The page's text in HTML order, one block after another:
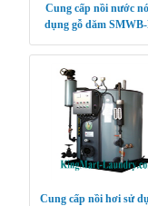
Cung cấp nồi nước
dụng gỗ dăm SMWB-
Cung cấp nồi hơi sử